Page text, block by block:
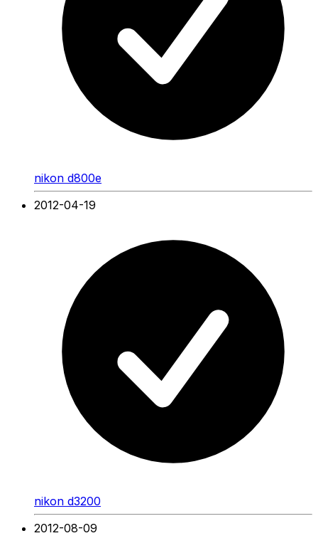
nikon d800e
2012-04-19
nikon d3200
2012-08-09